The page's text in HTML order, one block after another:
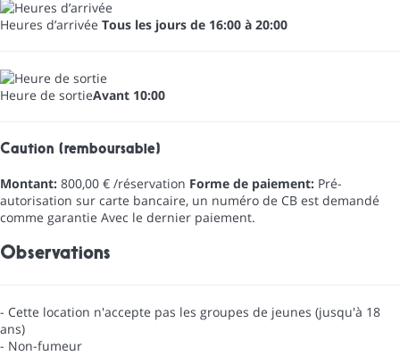
Heures d’arrivée Tous les jours de 16:00 à 20:00
Heure de sortieAvant 10:00
Caution (remboursable)
Montant: 800,00 € /réservation Forme de paiement: Pré-
autorisation sur carte bancaire, un numéro de CB est demandé
comme garantie Avec le dernier paiement.
Observations
- Cette location n'accepte pas les groupes de jeunes (jusqu'à 18
ans)
- Non-fumeur